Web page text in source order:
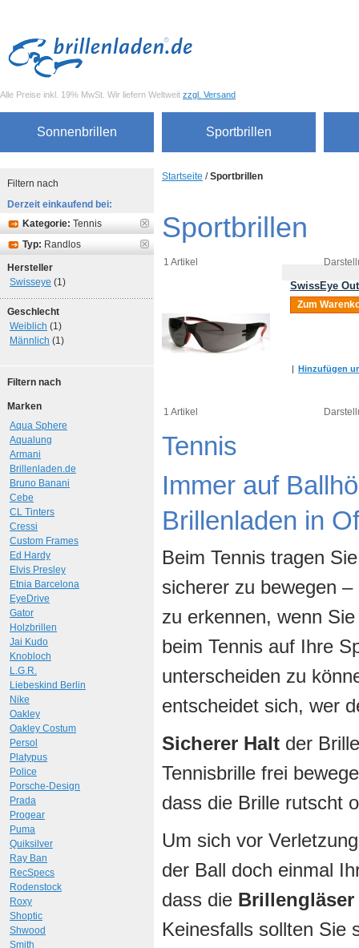
Alle Preise inkl. 19% MwSt. Wir liefern Weltweit zzgl. Versand
Sonnenbrillen Sportbrillen
Startseite /Sportbrillen
Sportbrillen
1 Artikel
SwissEye
Zum
| Hinzufügen
1 Artikel
Tennis
Immer auf
Brillenladen in
Beim Tennis tragen
sicherer zu bewegen
zu erkennen, wenn
beim Tennis auf Ihre
unterscheiden zu
entscheidet sich, wer
Sicherer Halt der
Tennisbrille frei
dass die Brille rutscht
Um sich vor
der Ball doch einmal
dass die
Keinesfalls sollten Sie
Filtern nach
Derzeit einkaufend bei:
Kategorie: Tennis
Typ: Randlos
Hersteller
Swisseye (1)
Geschlecht
Weiblich (1)
Männlich (1)
Filtern nach
Marken
Aqua Sphere
Aqualung
Armani
Brillenladen.de
Bruno Banani
Cebe
CL Tinters
Cressi
Custom Frames
Ed Hardy
Elvis Presley
Etnia Barcelona
EyeDrive
Gator
Holzbrillen
Jai Kudo
Knobloch
L.G.R.
Liebeskind Berlin
Nike
Oakley
Oakley Costum
Persol
Platypus
Police
Porsche-Design
Prada
Progear
Puma
Quiksilver
Ray Ban
RecSpecs
Rodenstock
Roxy
Shoptic
Shwood
Smith